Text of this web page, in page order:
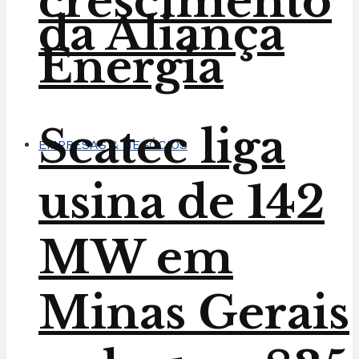
da Aliança
Energia
EMPRESAS & NEGÓCIOS
Scatec liga
usina de 142
MW em
Minas Gerais